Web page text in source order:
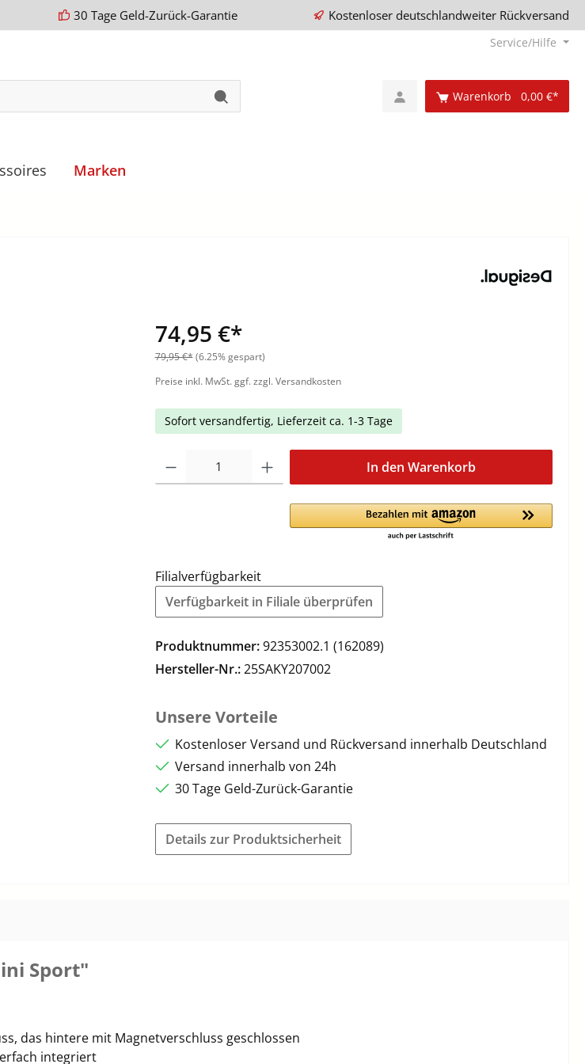
30 Tage Geld-Zurück-Garantie Kostenloser deutschlandweiter Rückversand
Service/Hilfe
Warenkorb 0,00 €*
Marken
74,95 €*
79,95 €* (6.25% gespart)
Preise inkl. MwSt. ggf. zzgl. Versandkosten
Sofort versandfertig, Lieferzeit ca. 1-3 Tage
In den Warenkorb
Filialverfügbarkeit
Verfügbarkeit in Filiale überprüfen
Produktnummer:92353002.1 (162089)
Hersteller-Nr.:25SAKY207002
Unsere Vorteile
Kostenloser Versand und Rückversand innerhalb Deutschland
Versand innerhalb von 24h
30 Tage Geld-Zurück-Garantie
Details zur Produktsicherheit
Sport"
das hintere mit Magnetverschluss geschlossen
integriert